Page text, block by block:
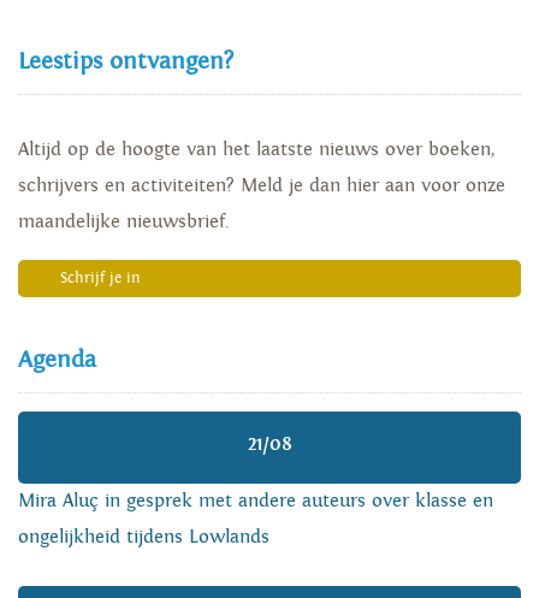
Leestips ontvangen?
Altijd op de hoogte van het laatste nieuws over boeken,
schrijvers en activiteiten? Meld je dan hier aan voor onze
maandelijke nieuwsbrief.
Schrijf je in
Agenda
21/08
Mira Aluç in gesprek met andere auteurs over klasse en
ongelijkheid tijdens Lowlands